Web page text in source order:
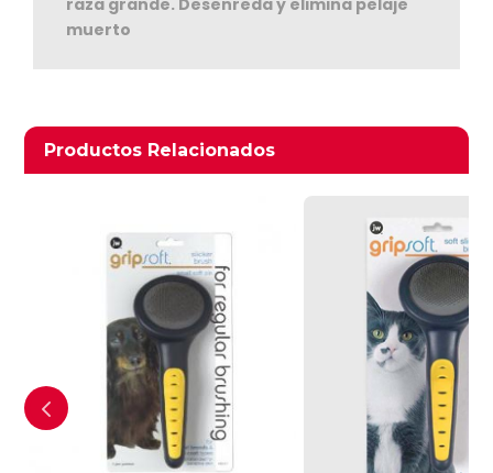
Ver Carrito
Seguir Comprando
muerto
Productos Relacionados
Productos relacionados